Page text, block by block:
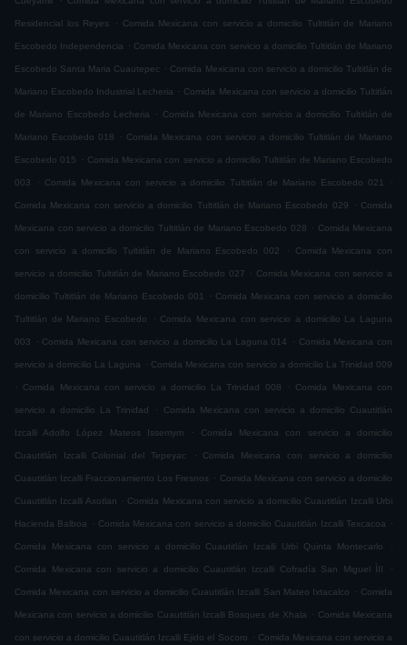
Residencial los Reyes . Comida Mexicana con servicio a domicilio Tultitlán de Mariano
Escobedo Independencia . Comida Mexicana con servicio a domicilio Tultitlán de Mariano
Escobedo Santa Maria Cuautepec . Comida Mexicana con servicio a domicilio Tultitlán de
Mariano Escobedo Industrial Lecheria . Comida Mexicana con servicio a domicilio Tultitlán
de Mariano Escobedo Lecheria . Comida Mexicana con servicio a domicilio Tultitlán de
Mariano Escobedo 018 . Comida Mexicana con servicio a domicilio Tultitlán de Mariano
Escobedo 015 . Comida Mexicana con servicio a domicilio Tultitlán de Mariano Escobedo
003 . Comida Mexicana con servicio a domicilio Tultitlán de Mariano Escobedo 021 .
Comida Mexicana con servicio a domicilio Tultitlán de Mariano Escobedo 029 . Comida
Mexicana con servicio a domicilio Tultitlán de Mariano Escobedo 028 . Comida Mexicana
con servicio a domicilio Tultitlán de Mariano Escobedo 002 . Comida Mexicana con
servicio a domicilio Tultitlán de Mariano Escobedo 027 . Comida Mexicana con servicio a
domicilio Tultitlán de Mariano Escobedo 001 . Comida Mexicana con servicio a domicilio
Tultitlán de Mariano Escobedo . Comida Mexicana con servicio a domicilio La Laguna
003 . Comida Mexicana con servicio a domicilio La Laguna 014 . Comida Mexicana con
servicio a domicilio La Laguna . Comida Mexicana con servicio a domicilio La Trinidad 009
.
Comida Mexicana con servicio a domicilio La Trinidad 008 . Comida Mexicana con
servicio a domicilio La Trinidad . Comida Mexicana con servicio a domicilio Cuautitlán
Izcalli Adolfo López Mateos Issemym . Comida Mexicana con servicio a domicilio
Cuautitlán Izcalli Colonial del Tepeyac . Comida Mexicana con servicio a domicilio
Cuautitlán Izcalli Fraccionamiento Los Fresnos . Comida Mexicana con servicio a domicilio
Cuautitlán Izcalli Axotlan . Comida Mexicana con servicio a domicilio Cuautitlán Izcalli Urbi
Hacienda Balboa . Comida Mexicana con servicio a domicilio Cuautitlán Izcalli Texcacoa .
Comida Mexicana con servicio a domicilio Cuautitlán Izcalli Urbi Quinta Montecarlo .
Comida Mexicana con servicio a domicilio Cuautitlán Izcalli Cofradía San Miguel ÌII .
Comida Mexicana con servicio a domicilio Cuautitlán Izcalli San Mateo Ixtacalco . Comida
Mexicana con servicio a domicilio Cuautitlán Izcalli Bosques de Xhala . Comida Mexicana
con servicio a domicilio Cuautitlán Izcalli Ejido el Socoro . Comida Mexicana con servicio a